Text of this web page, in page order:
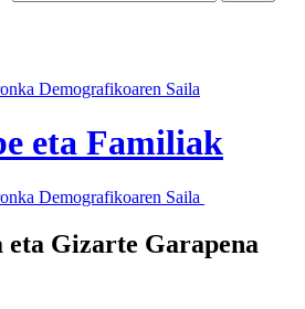
Demografikoaren Saila
eta Familiak
Demografikoaren Saila
Gizarte Garapena